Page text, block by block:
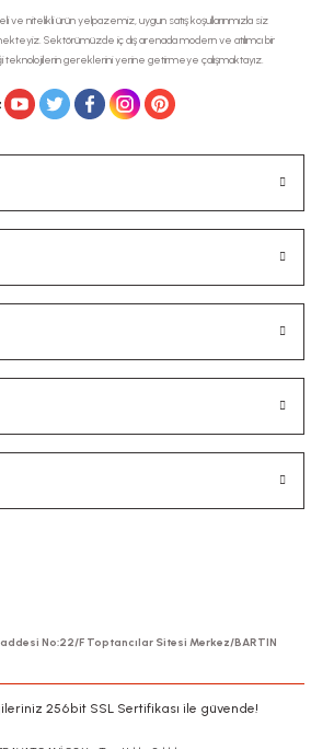
ve nitelikli ürün yelpazemiz, uygun satış koşullarınmızla siz
Sektörümüzde iç dış arenada modern ve atılımcı bir
teknolojilerin gereklerini yerine getirmeye çalışmaktayız.
No:22/F Toptancılar Sitesi Merkez/BARTIN
256bit SSL Sertifikası ile güvende!